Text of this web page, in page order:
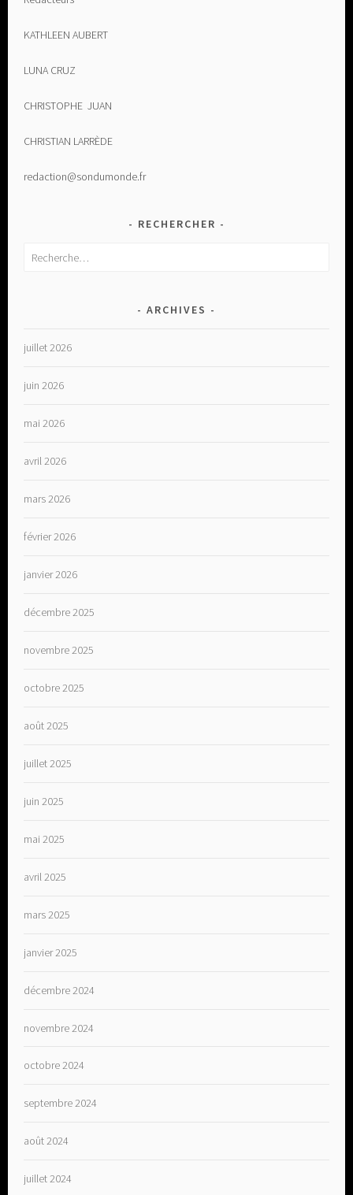
KATHLEEN AUBERT
LUNA CRUZ
CHRISTOPHE JUAN
CHRISTIAN LARRÈDE
redaction@sondumonde.fr
RECHERCHER
Rechercher :
ARCHIVES
juillet 2026
juin 2026
mai 2026
avril 2026
mars 2026
février 2026
janvier 2026
décembre 2025
novembre 2025
octobre 2025
août 2025
juillet 2025
juin 2025
mai 2025
avril 2025
mars 2025
janvier 2025
décembre 2024
novembre 2024
octobre 2024
septembre 2024
août 2024
juillet 2024